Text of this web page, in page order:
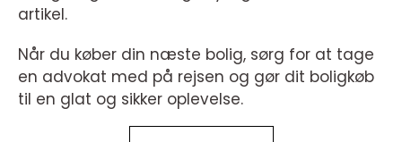
artikel.
Når du køber din næste bolig, sørg for at tage
en advokat med på rejsen og gør dit boligkøb
til en glat og sikker oplevelse.